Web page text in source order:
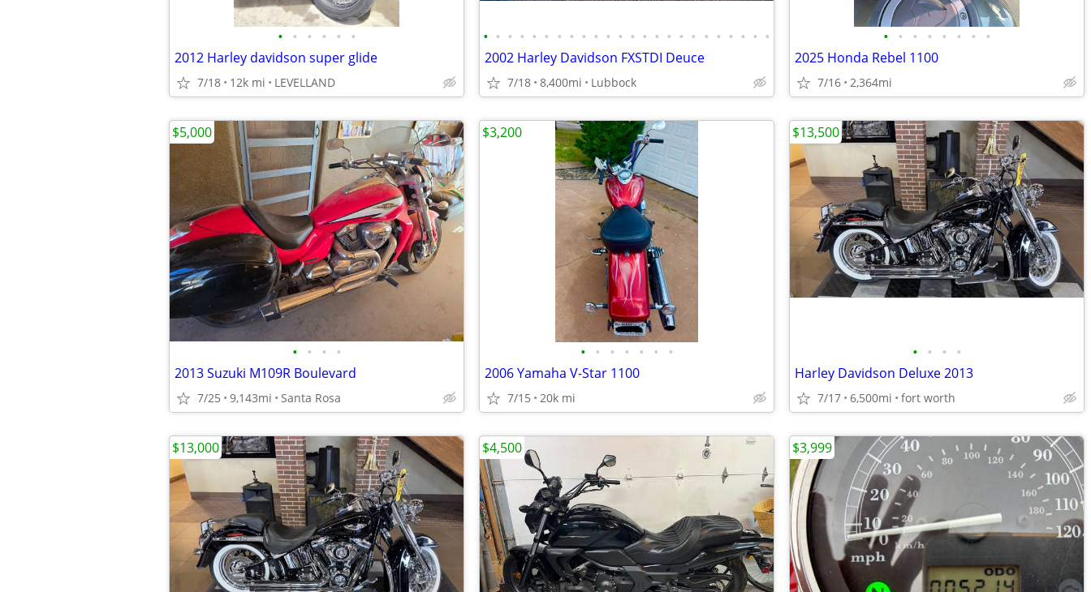
• • • • • •
2012 Harley davidson super glide
7/18 12k mi LEVELLAND
• • • • • • • • • • • • • • • • • • • • • • • •
2002 Harley Davidson FXSTDI Deuce
7/18 8,400mi Lubbock
• • • • • • • •
2025 Honda Rebel 1100
7/16 2,364mi
• • • •
2013 Suzuki M109R Boulevard
7/25 9,143mi Santa Rosa
$5,000
• • • • • • •
2006 Yamaha V-Star 1100
7/15 20k mi
$3,200
• • • •
Harley Davidson Deluxe 2013
7/17 6,500mi fort worth
$13,500
$13,000 $4,500 $3,999